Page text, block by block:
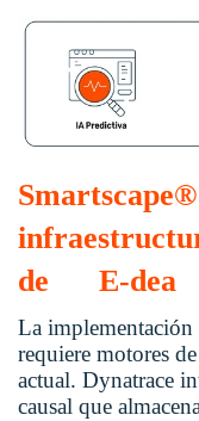
de E-dea
La implementación
requiere motores
actual. Dynatrace
causal que